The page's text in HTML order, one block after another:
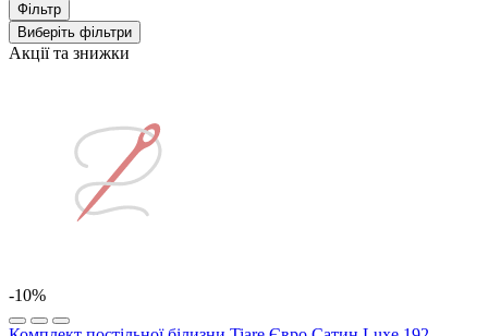
Фільтр
Виберіть фільтри
Акції та знижки
-10%